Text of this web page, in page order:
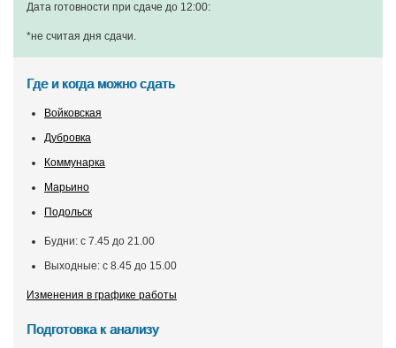
Дата готовности при сдаче до 12:00:
*не считая дня сдачи.
Где и когда можно сдать
Войковская
Дубровка
Коммунарка
Марьино
Подольск
Будни: с 7.45 до 21.00
Выходные: с 8.45 до 15.00
Изменения в графике работы
Подготовка к анализу